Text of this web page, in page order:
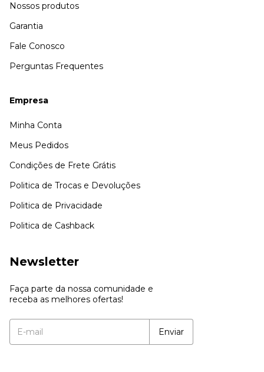
Nossos produtos
Garantia
Fale Conosco
Perguntas Frequentes
Empresa
Minha Conta
Meus Pedidos
Condições de Frete Grátis
Politica de Trocas e Devoluções
Politica de Privacidade
Politica de Cashback
Newsletter
Faça parte da nossa comunidade e
receba as melhores ofertas!